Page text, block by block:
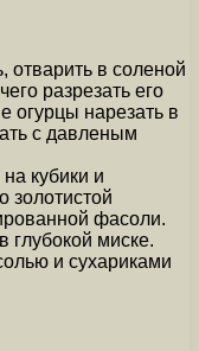
отварить в соленой
разрезать его
огурцы нарезать в
с давленым
кубики и
золотистой
фасоли.
глубокой миске.
и сухариками